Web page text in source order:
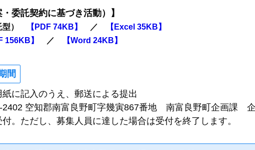
委託契約に基づき活動）】
型） 【PDF 74KB】 ／
【Excel 35KB】
156KB】 ／ 【Word 24KB】
間
記入のうえ、郵送による提出
空知郡南富良野町字幾寅867番地 南富良野町企画課 企
ただし、募集人員に達した場合は受付を終了します。